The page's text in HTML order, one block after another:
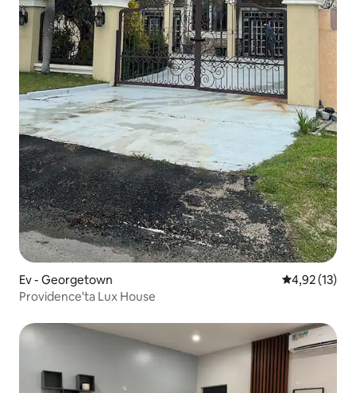
Ev - Georgetown 5 üzerinden
4,92 (13)
Providence'ta Lux House